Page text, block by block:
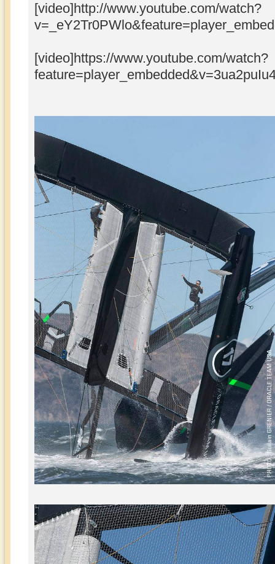
[video]http://www.youtube.com/watch?
[video]https://www.youtube.com/watch?